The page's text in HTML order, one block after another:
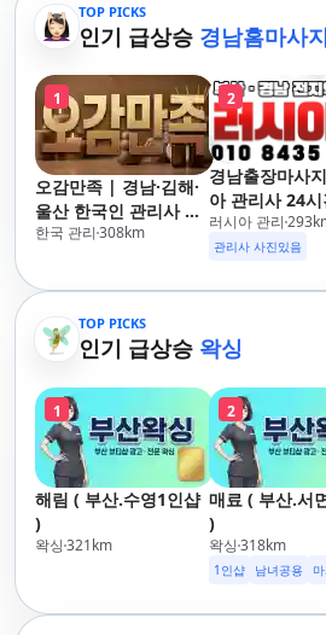
TOP PICKS
인기 급상승 경남홈마사지
1
오감만족 | 경남·김해·
울산 한국인 관리사 출
장마사지
한국 관리 308km
2
경남출장마사
아 관리사 24
러시아 관리 293
관리사 사진있음
TOP PICKS
인기 급상승 왁싱
1
해림 ( 부산.수영1인샵
)
왁싱321km
2
매료 ( 부산.서
)
왁싱318km
1인샵 남녀공용